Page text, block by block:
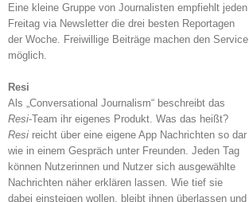
Eine kleine Gruppe von Journalisten empfiehlt jeden
Freitag via Newsletter die drei besten Reportagen
der Woche. Freiwillige Beiträge machen den Service
möglich.
Resi
Als „Conversational Journalism“ beschreibt das
Resi-Team ihr eigenes Produkt. Was das heißt?
Resi reicht über eine eigene App Nachrichten so dar
wie in einem Gespräch unter Freunden. Jeden Tag
können Nutzerinnen und Nutzer sich ausgewählte
Nachrichten näher erklären lassen. Wie tief sie
dabei einsteigen wollen, bleibt ihnen überlassen und